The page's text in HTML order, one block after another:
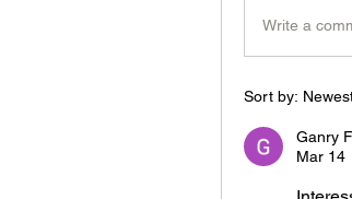
Write a
Sort by:
Ganry
Mar 14